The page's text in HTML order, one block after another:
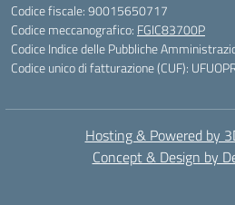
Codice fiscale: 90015650717
Codice meccanografico: FGIC83700P
Codice Indice delle Pubbliche
Codice unico di fatturazione (CUF):
Hosting & Powered by
Concept & Design by